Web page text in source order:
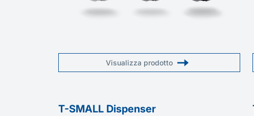
Visualizza prodotto
T-SMALL Dispenser